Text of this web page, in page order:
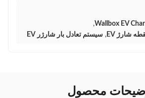
,
, سیستم تعادل بار شارژر EV
محصول